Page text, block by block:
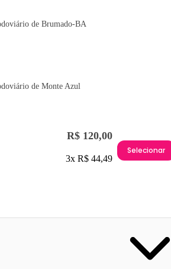
de Brumado-BA
de Monte Azul
R$ 120,00
3x R$ 44,49
Selecionar